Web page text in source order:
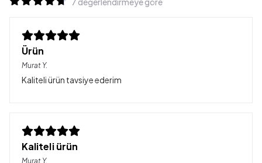
Ürün
Murat Y.
Kaliteli ürün tavsiye ederim
Kaliteli ürün
Murat Y.